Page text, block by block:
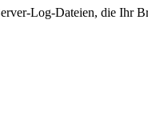
Log-Dateien, die Ihr